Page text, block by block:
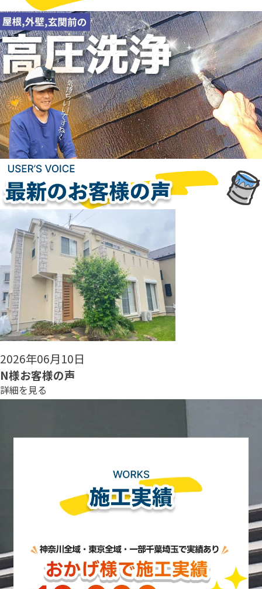
2026年06月08日
N様お客様の声
詳細を見る